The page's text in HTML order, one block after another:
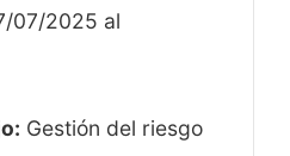
07/2025 al
Gestión del riesgo